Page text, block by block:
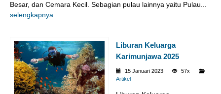
Besar, dan Cemara Kecil. Sebagian pulau lainnya yaitu Pulau...
selengkapnya
Liburan Keluarga
Karimunjawa 2025
15 Januari 2023
57x
Artikel